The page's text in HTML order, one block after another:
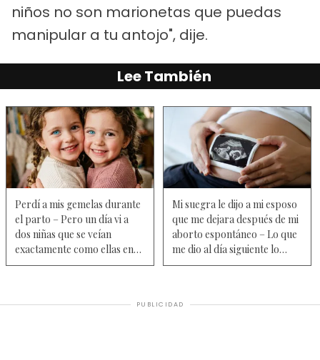
niños no son marionetas que puedas
manipular a tu antojo", dije.
Lee También
Perdí a mis gemelas durante
el parto – Pero un día vi a
dos niñas que se veían
exactamente como ellas en
una guardería con otra
Mi suegra le dijo a mi esposo
que me dejara después de mi
aborto espontáneo – Lo que
me dio al día siguiente lo
cambió todo
PUBLICIDAD